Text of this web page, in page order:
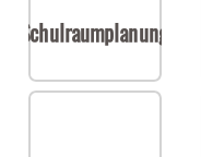
Schulraumplanung